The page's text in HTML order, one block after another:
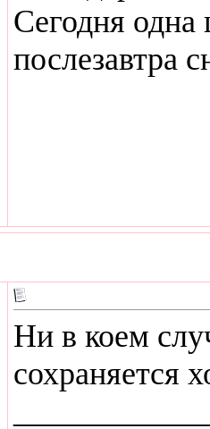
Сегодня одна
послезавтра
Ни в коем
сохраняется